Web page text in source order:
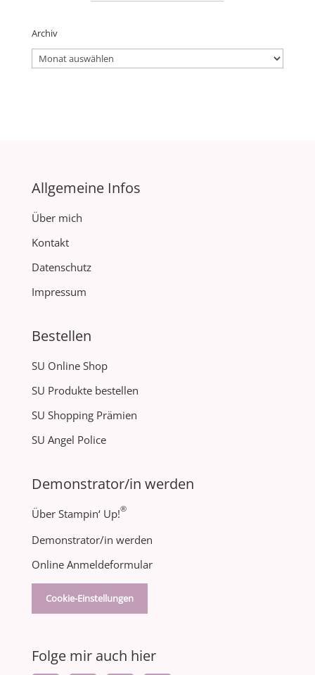
Archiv
Archiv
Allgemeine Infos
Über mich
Kontakt
Datenschutz
Impressum
Bestellen
SU Online Shop
SU Produkte bestellen
SU Shopping Prämien
SU Angel Police
Demonstrator/in werden
Über Stampin‘ Up!®
Demonstrator/in werden
Online Anmeldeformular
Cookie-Einstellungen
Folge mir auch hier